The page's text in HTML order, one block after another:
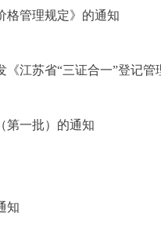
格管理规定》的通知
江苏省“三证合一”登记管
第一批）的通知
知